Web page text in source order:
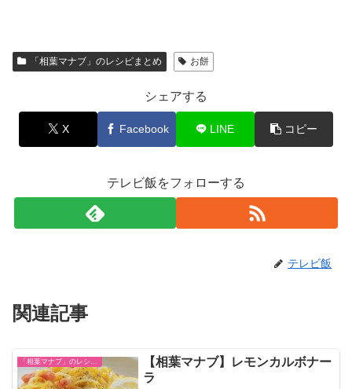
「相葉マナブ」のレシピまとめ お餅
シェアする
X Facebook LINE コピー
テレビ飯をフォローする
テレビ飯
関連記事
【相葉マナブ】レモンカルボナー
ラ